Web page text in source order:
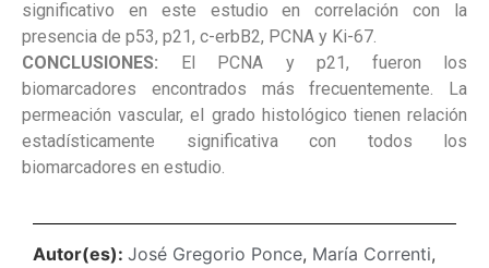
significativo en este estudio en correlación con la
presencia de p53, p21, c-erbB2, PCNA y Ki-67.
CONCLUSIONES: El PCNA y p21, fueron los
biomarcadores encontrados más frecuentemente. La
permeación vascular, el grado histológico tienen relación
estadísticamente significativa con todos los
biomarcadores en estudio.
Autor(es): José Gregorio Ponce, María Correnti,